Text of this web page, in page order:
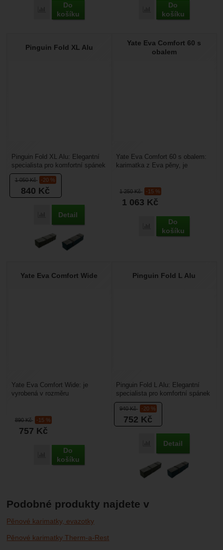
Porovnat
Do
košíku
Porovnat
Do
košíku
Pinguin Fold XL Alu
1 050Kč -20 %
840 Kč
Porovnat
Detail
Pinguin Fold XL Alu: Elegantní
specialista pro komfortní spánek
v horách. Pinguin Fold L Alu je
technická,...
Yate Eva Comfort 60 s
obalem
1 250Kč -15 %
1 063 Kč
Porovnat
Do
košíku
Yate Eva Comfort 60 s obalem:
karimatka z Eva pěny, je
Yate Eva Comfort Wide
890Kč -15 %
757 Kč
Porovnat
Do
košíku
Yate Eva Comfort Wide: je
vyrobená v rozměru
v zimě...
Pinguin Fold L Alu
940Kč -20 %
752 Kč
Porovnat
Detail
Pinguin Fold L Alu: Elegantní
specialista pro komfortní spánek
v horách. Pinguin Fold L Alu je
technická,...
Podobné produkty najdete v
Pěnové karimatky, evazotky
Pěnové karimatky Therm-a-Rest